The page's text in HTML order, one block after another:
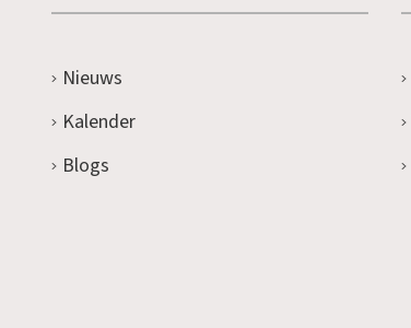
Nieuws
Kalender
Blogs